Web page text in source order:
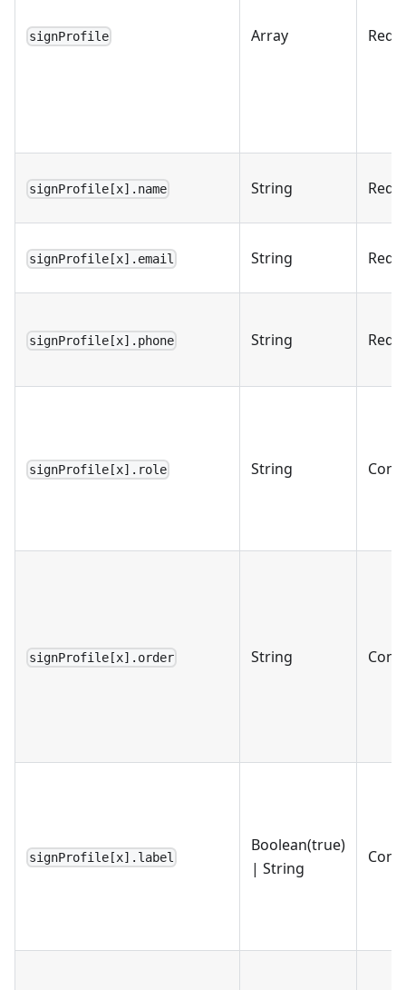
signProfile Array
signProfile[x].name String
signProfile[x].email String
signProfile[x].phone String
signProfile[x].role String
signProfile[x].order String
signProfile[x].label
Boolean(true)
| String